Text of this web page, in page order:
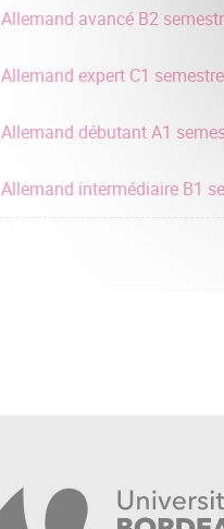
Allemand avancé B2
Allemand expert C1
Allemand débutant A1
Allemand intermédiaire B1